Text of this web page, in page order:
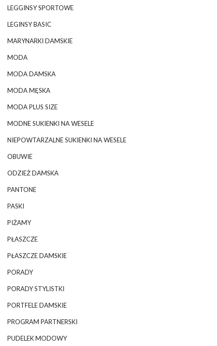
LEGGINSY SPORTOWE
LEGINSY BASIC
MARYNARKI DAMSKIE
MODA
MODA DAMSKA
MODA MĘSKA
MODA PLUS SIZE
MODNE SUKIENKI NA WESELE
NIEPOWTARZALNE SUKIENKI NA WESELE
OBUWIE
ODZIEŻ DAMSKA
PANTONE
PASKI
PIŻAMY
PŁASZCZE
PŁASZCZE DAMSKIE
PORADY
PORADY STYLISTKI
PORTFELE DAMSKIE
PROGRAM PARTNERSKI
PUDELEK MODOWY